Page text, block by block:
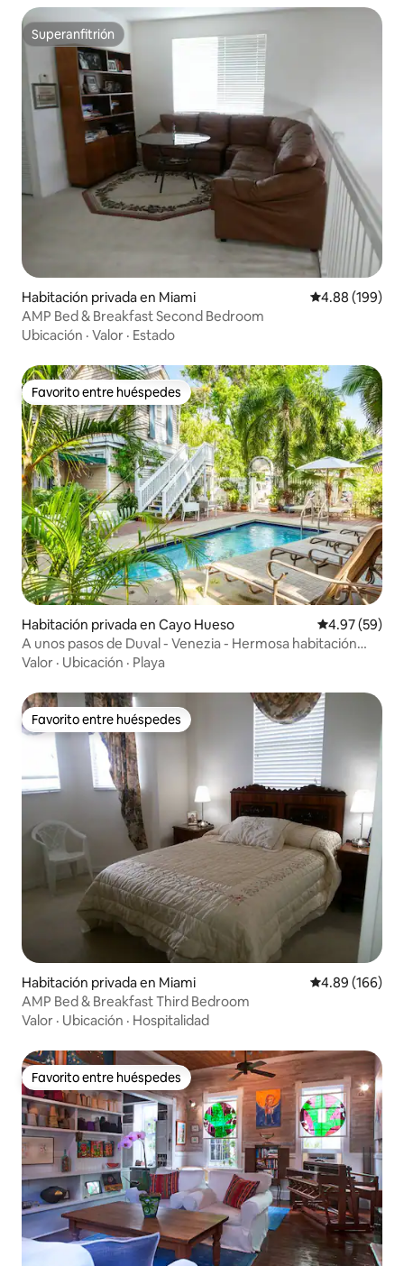
Superanfitrión
Superanfitrión
Habitación privada en Miami Calificación
4.88 (199)
AMP Bed & Breakfast Second Bedroom
Ubicación · Valor · Estado
Favorito entre huéspedes
Favorito entre huéspedes
Habitación privada en Cayo Hueso Calificación
4.97 (59)
A unos pasos de Duval - Venezia - Hermosa habitación
queen, incluido en el precio: desayuno, hora feliz,
Valor · Ubicación · Playa
Favorito entre huéspedes
Favorito entre huéspedes
Habitación privada en Miami Calificación
4.89 (166)
AMP Bed & Breakfast Third Bedroom
Valor · Ubicación · Hospitalidad
Favorito entre huéspedes
Favorito entre huéspedes